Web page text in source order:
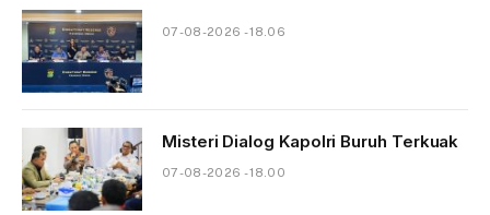
07-08-2026 - 18.06
Misteri Dialog Kapolri Buruh Terkuak
07-08-2026 - 18.00